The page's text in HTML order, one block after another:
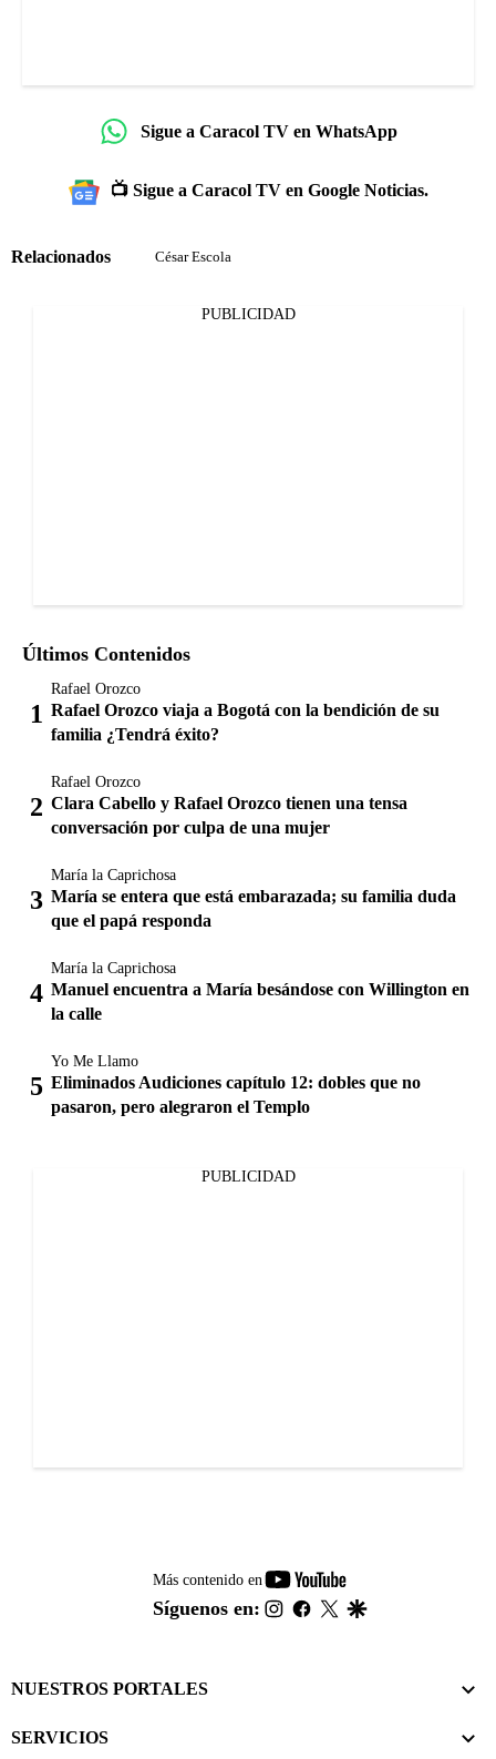
Sigue a Caracol TV en WhatsApp
📺 Sigue a Caracol TV en Google Noticias.
Relacionados César Escola
PUBLICIDAD
Últimos Contenidos
Rafael Orozco
Rafael Orozco viaja a Bogotá con la bendición de su
familia ¿Tendrá éxito?
Rafael Orozco
Clara Cabello y Rafael Orozco tienen una tensa
conversación por culpa de una mujer
María la Caprichosa
María se entera que está embarazada; su familia duda
que el papá responda
María la Caprichosa
Manuel encuentra a María besándose con Willington en
la calle
Yo Me Llamo
Eliminados Audiciones capítulo 12: dobles que no
pasaron, pero alegraron el Templo
PUBLICIDAD
Más contenido en
youtube-
footer
Síguenos en: instagram
facebook
twitter
NUESTROS PORTALES
SERVICIOS